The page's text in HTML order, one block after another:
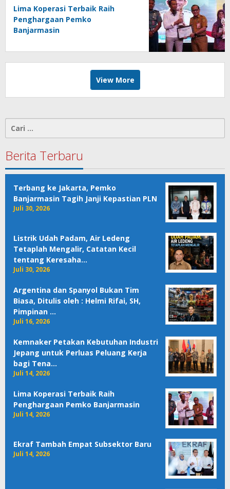
Lima Koperasi Terbaik Raih
Penghargaan Pemko
Banjarmasin
View More
Cari
untuk:
Berita Terbaru
Terbang ke Jakarta, Pemko
Banjarmasin Tagih Janji Kepastian PLN
Juli 30, 2026
Listrik Udah Padam, Air Ledeng
Tetaplah Mengalir, Catatan Kecil
tentang Keresaha…
Juli 30, 2026
Argentina dan Spanyol Bukan Tim
Biasa, Ditulis oleh : Helmi Rifai, SH,
Pimpinan …
Juli 16, 2026
Kemnaker Petakan Kebutuhan Industri
Jepang untuk Perluas Peluang Kerja
bagi Tena…
Juli 14, 2026
Lima Koperasi Terbaik Raih
Penghargaan Pemko Banjarmasin
Juli 14, 2026
Ekraf Tambah Empat Subsektor Baru
Juli 14, 2026